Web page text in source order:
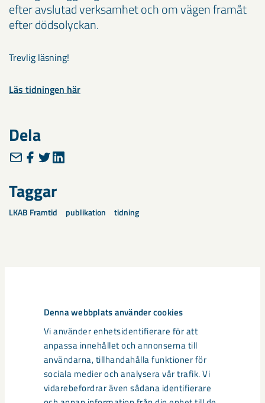
Denna webbplats använder cookies
Vi använder enhetsidentifierare för att
anpassa innehållet och annonserna till
användarna, tillhandahålla funktioner för
sociala medier och analysera vår trafik. Vi
vidarebefordrar även sådana identifierare
efter avslutad verksamhet och om vägen framåt
efter dödsolyckan.
Trevlig läsning!
Läs tidningen här
Dela
Taggar
LKAB Framtid publikation tidning